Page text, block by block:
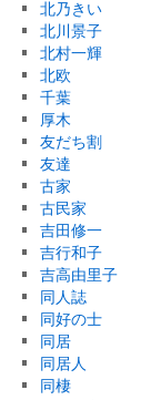
北乃きい
北川景子
北村一輝
北欧
千葉
厚木
友だち割
友達
古家
古民家
吉田修一
吉行和子
吉高由里子
同人誌
同好の士
同居
同居人
同棲